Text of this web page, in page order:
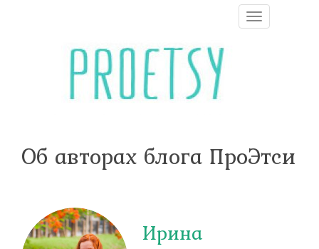
T
o
g
a
Об авторах блога ПроЭтси
Ирина